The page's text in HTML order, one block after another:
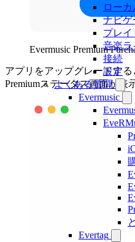
ロー
ナビゲ
プレイ
音楽ラ
接続
設定
よくある質問
Evermusic
Evertag
Evermusic Premium
アプリをアップグレードす
Premiumステータス画面が表